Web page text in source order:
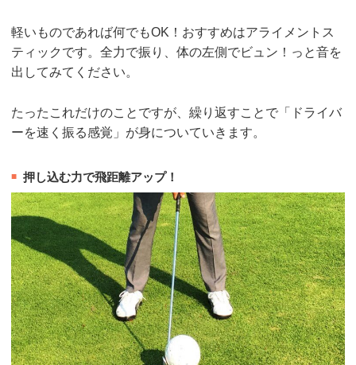
軽いものであれば何でもOK！おすすめはアライメントス
ティックです。全力で振り、体の左側でビュン！っと音を
出してみてください。
たったこれだけのことですが、繰り返すことで「ドライバ
ーを速く振る感覚」が身についていきます。
押し込む力で飛距離アップ！